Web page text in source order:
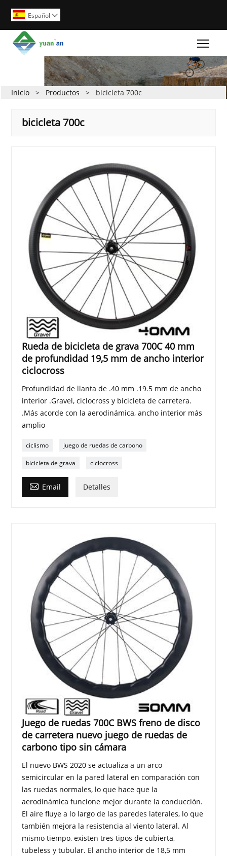
Español 
Inicio > Productos > bicicleta 700c
bicicleta 700c
Rueda de bicicleta de grava 700C 40 mm
de profundidad 19,5 mm de ancho interior
ciclocross
Profundidad de llanta de .40 mm .19.5 mm de ancho
interior .Gravel, ciclocross y bicicleta de carretera.
.Más acorde con la aerodinámica, ancho interior más
amplio
ciclismo juego de ruedas de carbono
bicicleta de grava ciclocross
 Email Detalles
Juego de ruedas 700C BWS freno de disco
de carretera nuevo juego de ruedas de
carbono tipo sin cámara
El nuevo BWS 2020 se actualiza a un arco
semicircular en la pared lateral en comparación con
las ruedas normales, lo que hace que la
aerodinámica funcione mejor durante la conducción.
El aire fluye a lo largo de las paredes laterales, lo que
también mejora la resistencia al viento lateral. Al
mismo tiempo, existen tres tipos de cubierta,
tubeless y tubular. El ancho interior de 18,5 mm